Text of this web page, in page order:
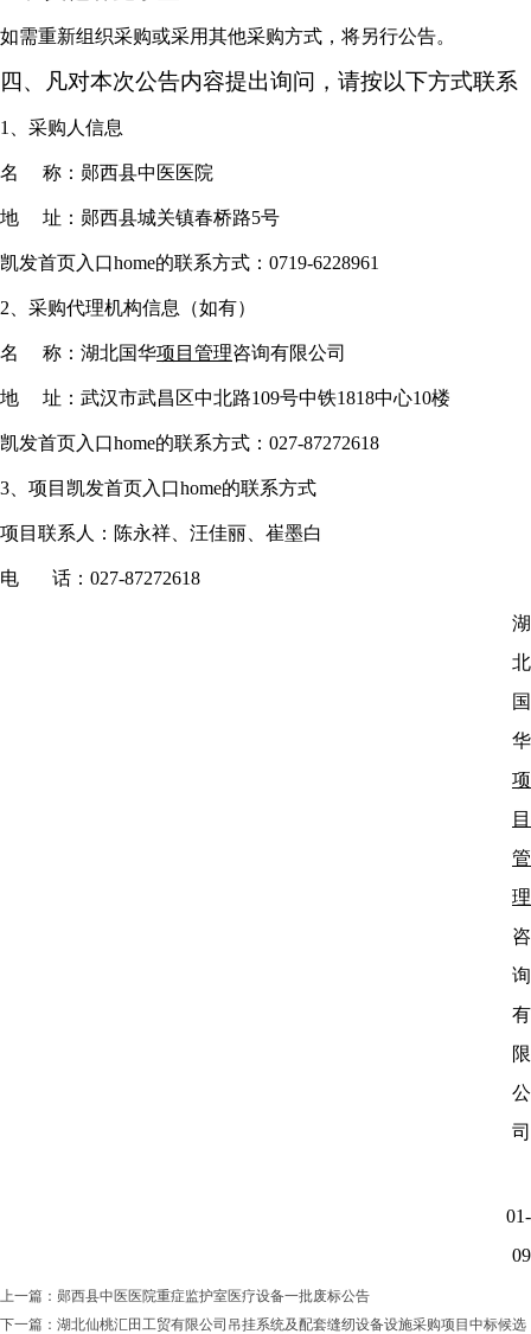
如需重新组织采购或采用其他采购方式，将另行公告。
四 、凡对本次公告内容提出询问，请按以下方式联系
1、采购人信息
名 称：郧西县中医医院
地 址：郧西县城关镇春桥路5号
凯发首页入口home的联系方式：0719-6228961
2、采购代理机构信息（如有）
名 称：湖北国华项目管理咨询有限公司
地 址：武汉市武昌区中北路109号中铁1818中心10楼
凯发首页入口home的联系方式：027-87272618
3、项目凯发首页入口home的联系方式
项目联系人：陈永祥、汪佳丽、崔墨白
电 话：027-87272618
湖
北
国
华
项
目
管
理
咨
询
有
限
公
司
01-
09
上一篇： 郧西县中医医院重症监护室医疗设备一批废标公告
下一篇： 湖北仙桃汇田工贸有限公司吊挂系统及配套缝纫设备设施采购项目中标候选